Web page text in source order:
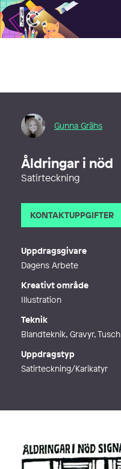
Illustratörcentrum
Gunna Grähs
Åldringar i nöd
Satirteckning
KONTAKTUPPGIFTER
Uppdragsgivare
Dagens Arbete
Kreativt område
Illustration
Teknik
Blandteknik, Gravyr, Tusch
Uppdragstyp
Satirteckning/Karikatyr